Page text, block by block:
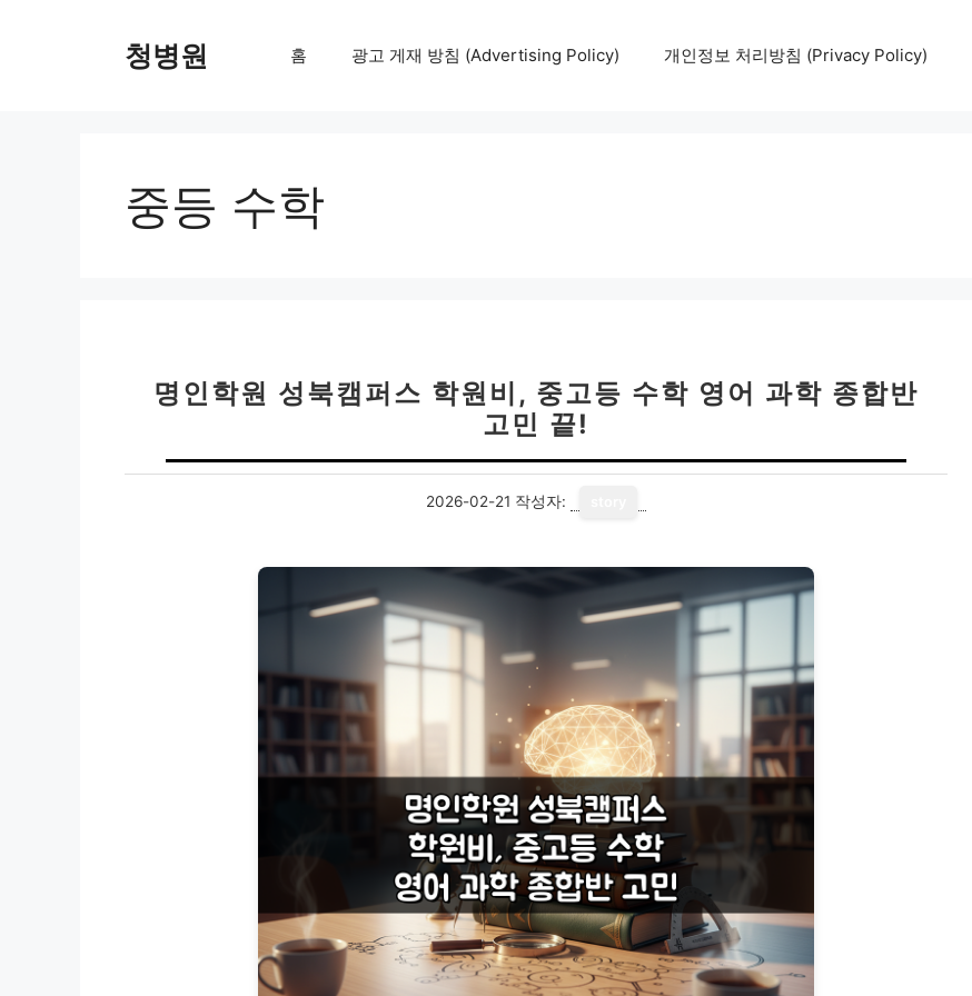
청병원 홈 광고 게재 방침 (Advertising Policy) 개인정보 처리방침 (Privacy Policy)
중등 수학
명인학원 성북캠퍼스 학원비, 중고등 수학 영어 과학 종합반
고민 끝!
2026-02-21 작성자: